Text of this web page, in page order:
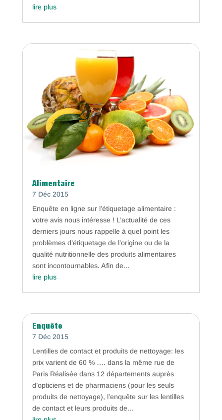
lire plus
Alimentaire
7 Déc 2015
Enquête en ligne sur l’étiquetage alimentaire :
votre avis nous intéresse ! L’actualité de ces
derniers jours nous rappelle à quel point les
problèmes d’étiquetage de l’origine ou de la
qualité nutritionnelle des produits alimentaires
sont incontournables. Afin de...
lire plus
Enquête
7 Déc 2015
Lentilles de contact et produits de nettoyage: les
prix varient de 60 % …. dans la même rue de
Paris Réalisée dans 12 départements auprès
d’opticiens et de pharmaciens (pour les seuls
produits de nettoyage), l’enquête sur les lentilles
de contact et leurs produits de...